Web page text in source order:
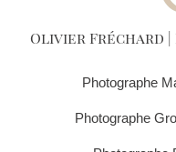
Olivier Fréchard
Photographe
Photographe